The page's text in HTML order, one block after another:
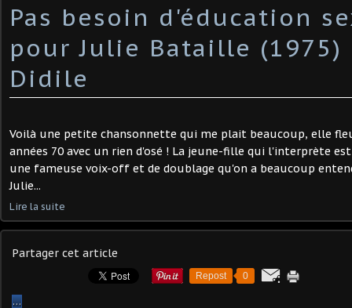
Pas besoin d'éducation
pour Julie Bataille (1975)
Didile
Voilà une petite chansonnette qui me plait beaucoup, elle
années 70 avec un rien d'osé ! La jeune-fille qui l'interprète
une fameuse voix-off et de doublage qu'on a beaucoup
Julie...
Lire la suite
Partager cet article
Repost 0
…